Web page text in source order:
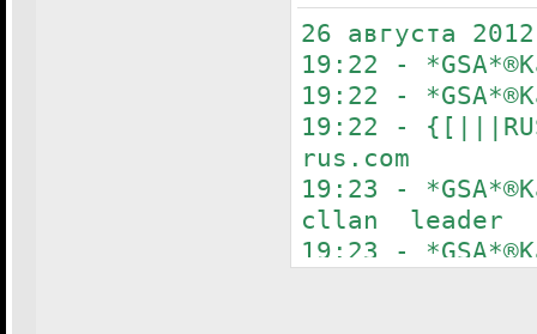
26 августа
19:22 -
19:22 -
19:22 -
rus.com
19:23 -
cllan leader
19:23 -